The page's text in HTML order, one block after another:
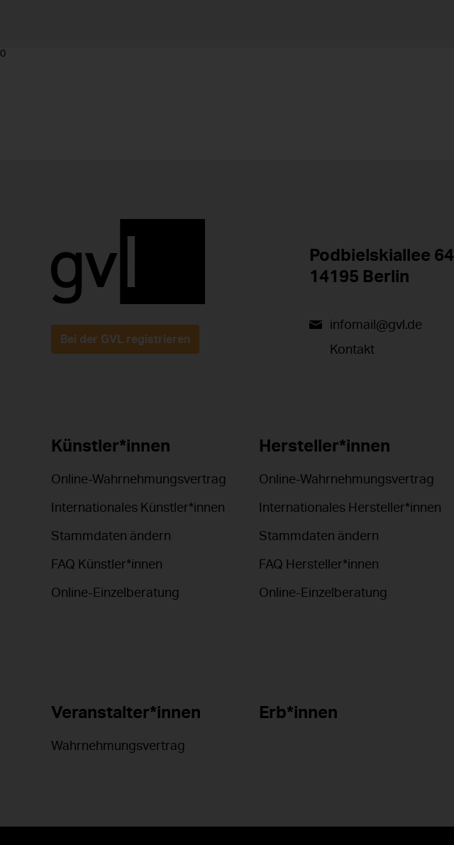
0
Bei der GVL registrieren
Podbielskiallee 64
14195 Berlin
infomail@gvl.de
Kontakt
Künstler*innen
Online-Wahrnehmungsvertrag
Internationales Künstler*innen
Stammdaten ändern
FAQ Künstler*innen
Online-Einzelberatung
Hersteller*innen
Online-Wahrnehmungsvertrag
Internationales Hersteller*innen
Stammdaten ändern
FAQ Hersteller*innen
Online-Einzelberatung
Veranstalter*innen
Wahrnehmungsvertrag
Erb*innen